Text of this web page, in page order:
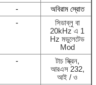
-
অবিরাম স্রোত
-
সিডাব্লু বা
20kHz এ 1
Hz মডুলেটেড
Mod
-
টাচ স্ক্রিন,
আরএস 232,
আই / ও